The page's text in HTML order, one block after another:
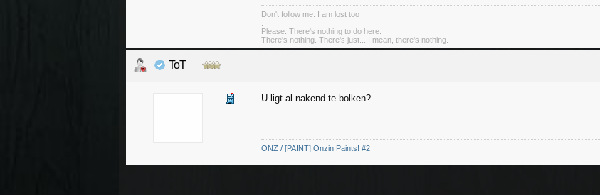
Don't follow me. I am lost too
Please. There's nothing to do here.
There's nothing. There's just....I mean, there's nothing.
ToT
U ligt al nakend te bolken?
ONZ / [PAINT] Onzin Paints! #2